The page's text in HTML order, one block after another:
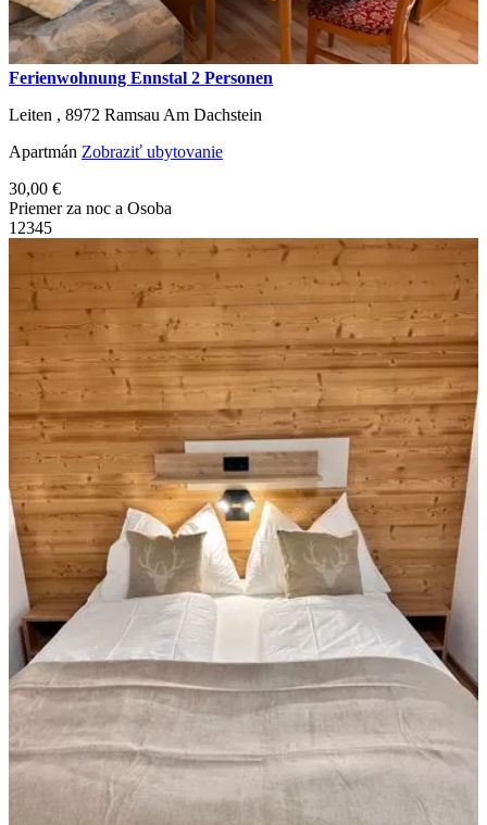
Ferienwohnung Ennstal 2 Personen
Leiten , 8972 Ramsau Am Dachstein
Apartmán Zobraziť ubytovanie
30,00 €
Priemer za noc a Osoba
1 2345